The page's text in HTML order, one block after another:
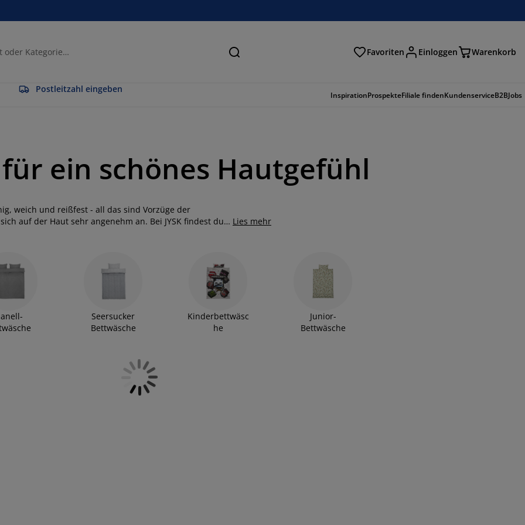
Suchen Favoriten Einloggen Warenkorb
Postleitzahl eingeben
InspirationProspekteFiliale findenKundenserviceB2BJobs
ein schönes Hautgefühl
weich und reißfest - all das sind Vorzüge der
auf der Haut sehr angenehm an. Bei JYSK findest du
oder Baumwolle bestehen. Speziell Polyester bietet für
Lies mehr
Seersucker
Bettwäsche
Kinderbettwäsc
he
Junior-
Bettwäsche